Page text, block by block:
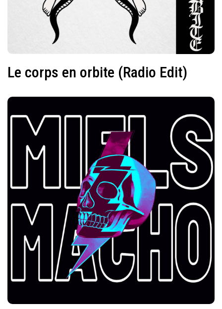
Le corps en orbite (Radio Edit)